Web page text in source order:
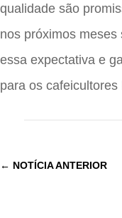
qualidade são
nos próximos
essa expectativa e
para os cafeicultores
← NOTÍCIA ANTERIOR